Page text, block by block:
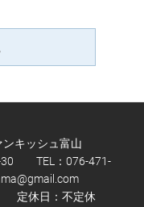
キッシュ富山
30 TEL：076-471-
定休日：不定休